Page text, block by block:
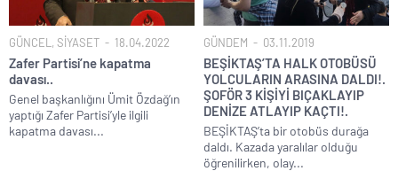
GÜNCEL , SİYASET 18.04.2022
Zafer Partisi’ne kapatma
davası..
Genel başkanlığını Ümit Özdağ’ın
yaptığı Zafer Partisi’yle ilgili
kapatma davası...
GÜNDEM 03.11.2019
BEŞİKTAŞ’TA HALK OTOBÜSÜ
YOLCULARIN ARASINA DALDI!.
ŞOFÖR 3 KİŞİYİ BIÇAKLAYIP
DENİZE ATLAYIP KAÇTI!.
BEŞİKTAŞ’ta bir otobüs durağa
daldı. Kazada yaralılar olduğu
öğrenilirken, olay...